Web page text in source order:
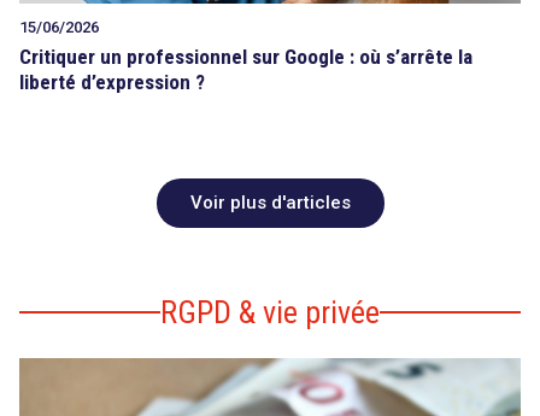
15/06/2026
Critiquer un professionnel sur Google : où s’arrête la
liberté d’expression ?
Voir plus d'articles
RGPD & vie privée